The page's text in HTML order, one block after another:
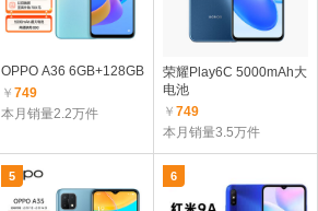
OPPO A36 6GB+128GB
￥ 749
本月销量2.2万件
荣耀Play6C 5000mAh大
电池
￥749
本月销量3.5万件
5 6